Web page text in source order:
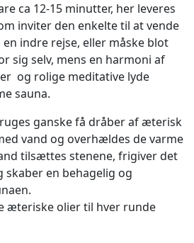
ca 12-15 minutter, her leveres
inviter den enkelte til at vende
indre rejse, eller måske blot
sig selv, mens en harmoni af
og rolige meditative lyde
sauna.
ganske få dråber af æterisk
vand og overhældes de varme
tilsættes stenene, frigiver det
en behagelig og
æteriske olier til hver runde